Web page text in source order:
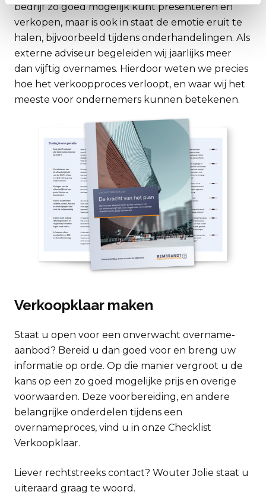
bedrijf zo goed mogelijk kunt presenteren en
verkopen, maar is ook in staat de emotie eruit te
halen, bijvoorbeeld tijdens onderhandelingen. Als
externe adviseur begeleiden wij jaarlijks meer
dan vijftig overnames. Hierdoor weten we precies
hoe het verkoopproces verloopt, en waar wij het
meeste voor ondernemers kunnen betekenen.
Verkoopklaar maken
Staat u open voor een onverwacht overname-
aanbod? Bereid u dan goed voor en breng uw
informatie op orde. Op die manier vergroot u de
kans op een zo goed mogelijke prijs en overige
voorwaarden. Deze voorbereiding, en andere
belangrijke onderdelen tijdens een
overnameproces, vind u in onze Checklist
Verkoopklaar.
Liever rechtstreeks contact? Wouter Jolie staat u
uiteraard graag te woord.